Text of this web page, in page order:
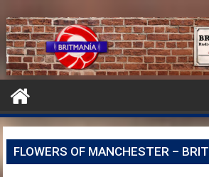
FLOWERS OF MANCHESTER – BRIT